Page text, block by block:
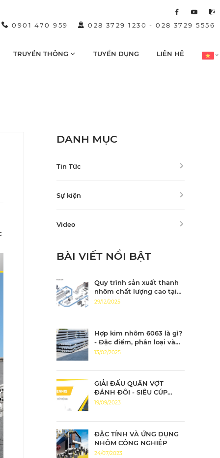
0901 470 959 028 3729 1230 -028 3729 5556
TRUYỀN THÔNG TUYỂN DỤNG LIÊN HỆ
DANH MỤC
Tin Tức
Sự kiện
Video
BÀI VIẾT NỔI BẬT
Quy trình sản xuất thanh
nhôm chất lượng cao tại
Nhôm Tiến Đạt
29/12/2025
Hợp kim nhôm 6063 là gì?
- Đặc điểm, phân loại và
ứng dụng của nhôm 6063
13/02/2025
GIẢI ĐẤU QUẦN VỢT
ĐÁNH ĐÔI - SIÊU CÚP
TIẾN ĐẠT MỞ RỘNG
19/09/2023
ĐẶC TÍNH VÀ ỨNG DỤNG
NHÔM CÔNG NGHIỆP
24/07/2023